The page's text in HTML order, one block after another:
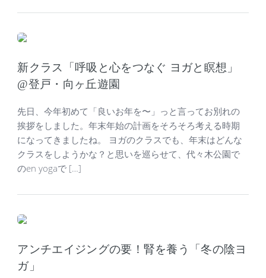
新クラス「呼吸と心をつなぐ ヨガと瞑想」
@登戸・向ヶ丘遊園
先日、今年初めて「良いお年を〜」っと言ってお別れの
挨拶をしました。年末年始の計画をそろそろ考える時期
になってきましたね。 ヨガのクラスでも、年末はどんな
クラスをしようかな？と思いを巡らせて、代々木公園で
のen yogaで […]
アンチエイジングの要！腎を養う「冬の陰ヨ
ガ」